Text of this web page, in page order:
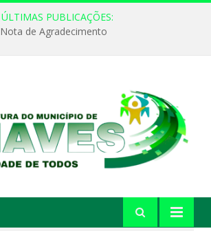
ÚLTIMAS PUBLICAÇÕES:
Nota de Agradecimento